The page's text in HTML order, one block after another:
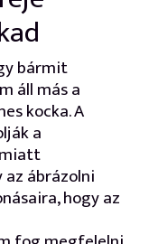
bármit
áll más a
kocka. A
a
az ábrázolni
hogy az